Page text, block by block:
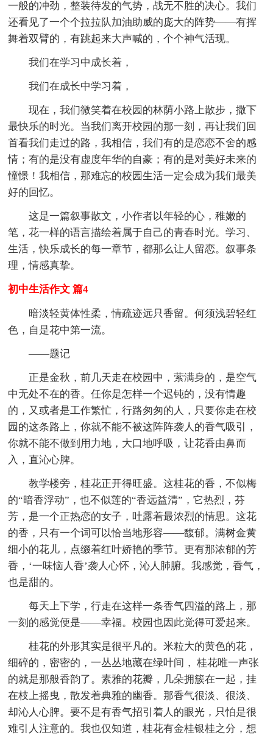
一般的冲劲，整装待发的气势，战无不胜的决心。我们
还看见了一个个拉拉队加油助威的庞大的阵势——有挥
舞着双臂的，有跳起来大声喊的，个个神气活现。
我们在学习中成长着，
我们在成长中学习着，
现在，我们微笑着在校园的林荫小路上散步，撒下
最快乐的时光。当我们离开校园的那一刻，再让我们回
首看我们走过的路，我相信，我们有的是恋恋不舍的感
情；有的是没有虚度年华的自豪；有的是对美好未来的
憧憬！我相信，那难忘的校园生活一定会成为我们最美
好的回忆。
这是一篇叙事散文，小作者以年轻的心，稚嫩的
笔，花一样的语言描绘着属于自己的青春时光。学习、
生活，快乐成长的每一章节，都那么让人留恋。叙事条
理，情感真挚。
初中生活作文 篇4
暗淡轻黄体性柔，情疏迹远只香留。何须浅碧轻红
色，自是花中第一流。
——题记
正是金秋，前几天走在校园中，萦满身的，是空气
中无处不在的香。任你是怎样一个迟钝的，没有情趣
的，又或者是工作繁忙，行路匆匆的人，只要你走在校
园的这条路上，你就不能不被这阵阵袭人的香气吸引，
你就不能不做到用力地，大口地呼吸，让花香由鼻而
入，直沁心脾。
教学楼旁，桂花正开得旺盛。这桂花的香，不似梅
的“暗香浮动”，也不似莲的“香远益清”，它热烈，芬
芳，是一个正热恋的女子，吐露着最浓烈的情思。这花
的香，只有一个词可以恰当地形容——馥郁。满树金黄
细小的花儿，点缀着红叶娇艳的季节。更有那浓郁的芳
香，‘一味恼人香’袭人心怀，沁人肺腑。我感觉，香气，
也是甜的。
每天上下学，行走在这样一条香气四溢的路上，那
一刻的感觉便是——幸福。校园也因此觉得可爱起来。
桂花的外形其实是很平凡的。米粒大的黄色的花，
细碎的，密密的，一丛丛地藏在绿叶间， 桂花唯一声张
的就是那般香韵了。素雅的花瓣，几朵拥簇在一起，挂
在枝上摇曳，散发着典雅的幽香。那香气很淡、很淡、
却沁人心脾。要不是有香气招引着人的眼光，只怕是很
难引人注意的。我也仅知道，桂花有金桂银桂之分，想